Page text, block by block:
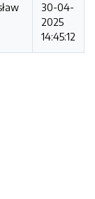
30-04-
2025
14:45:12